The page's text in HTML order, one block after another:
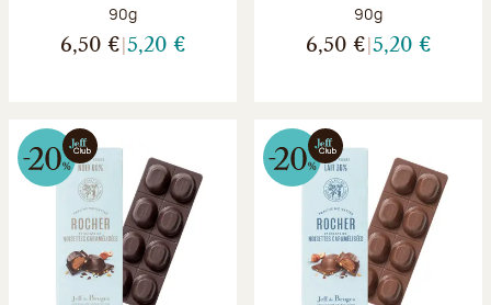
Poids net :
90g
6,50 € 5,20 €
Poids net :
90g
6,50 € 5,20 €